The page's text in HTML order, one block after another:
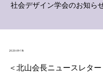
社会デザイン学会のお知
＜北山会長ニュースレタ
2020-09-18